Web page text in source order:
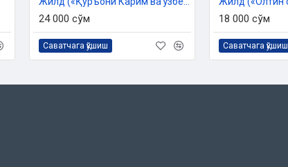
24 000 сўм
Саватчага қўшиш
18 000 сўм
Саватчага қўшиш